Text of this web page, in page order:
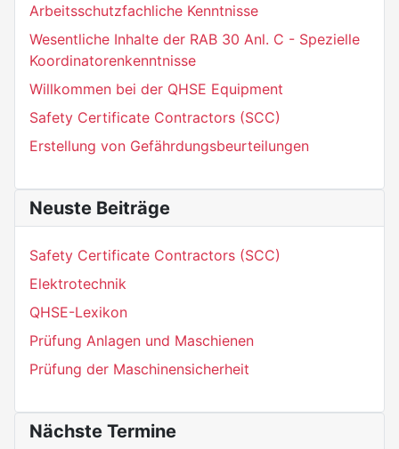
Arbeitsschutzfachliche Kenntnisse
Wesentliche Inhalte der RAB 30 Anl. C - Spezielle
Koordinatorenkenntnisse
Willkommen bei der QHSE Equipment
Safety Certificate Contractors (SCC)
Erstellung von Gefährdungsbeurteilungen
Neuste Beiträge
Safety Certificate Contractors (SCC)
Elektrotechnik
QHSE-Lexikon
Prüfung Anlagen und Maschienen
Prüfung der Maschinensicherheit
Nächste Termine